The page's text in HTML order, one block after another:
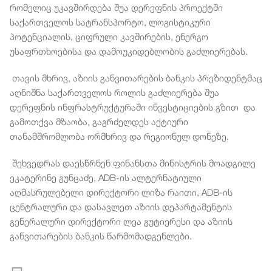
რომელიც უკავშირდება შუა დერეფნის პროექტში
საქართველოს სატრანსპორტო, ლოგისტიკური
პოტენციალის, ციფრული კავშირების, ენერგო
უსაფრთხოებისა და დამოუკიდებლობის გაძლიერებას.
თავის მხრივ, აზიის განვითარების ბანკის პრეზიდენტმაც
აღნიშნა საქართველოს როლის გაძლიერება შუა
დერეფნის ინფრასტრუქტურაში ინვესტიციების გზით და
გამოთქვა მზაობა, გაგრძელდეს აქტიური
თანამშრომლობა ორმხრივ და რეგიონულ დონეზე.
შეხვედრას დაესწრნენ ფინანსთა მინისტრის მოადგილე
ეკატერინე გუნცაძე, ADB-ის ალტერნატიული
აღმასრულებელი დირექტორი ლიზა რაითი, ADB-ის
ცენტრალური და დასავლეთ აზიის დეპარტამენტის
გენერალური დირექტორი ლეა გუტიერესი და აზიის
განვითარების ბანკის წარმომადგენლები.